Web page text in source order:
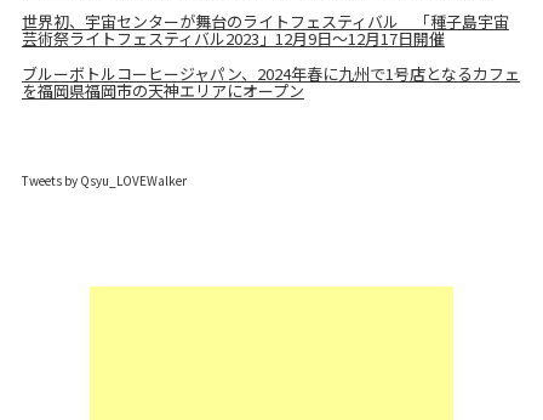
世界初、宇宙センターが舞台のライトフェスティバル 「種子島宇宙
芸術祭ライトフェスティバル2023」12月9日～12月17日開催
ブルーボトルコーヒージャパン、2024年春に九州で1号店となるカフェ
を福岡県福岡市の天神エリアにオープン
Tweets by Qsyu_LOVEWalker